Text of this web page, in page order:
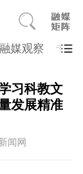
融媒观察 专题
习科教文
发展精准
闻网